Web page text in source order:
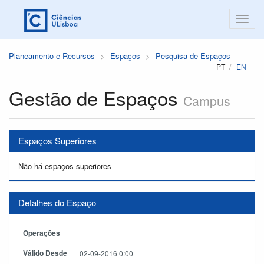
Planeamento e Recursos Espaços Pesquisa de Espaços
PT EN
Gestão de Espaços Campus
Espaços Superiores
Não há espaços superiores
Detalhes do Espaço
Operações
Válido Desde
02-09-2016 0:00